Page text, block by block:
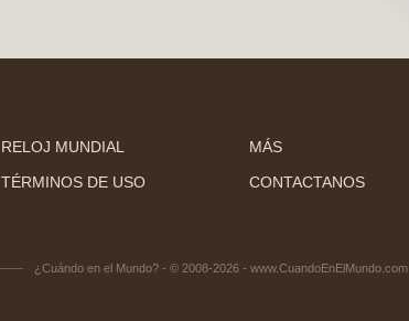
RELOJ MUNDIAL
MÁS
TÉRMINOS DE USO CONTACTANOS
¿Cuándo en el Mundo? - © 2008-2026 - www.CuandoEnElMundo.com